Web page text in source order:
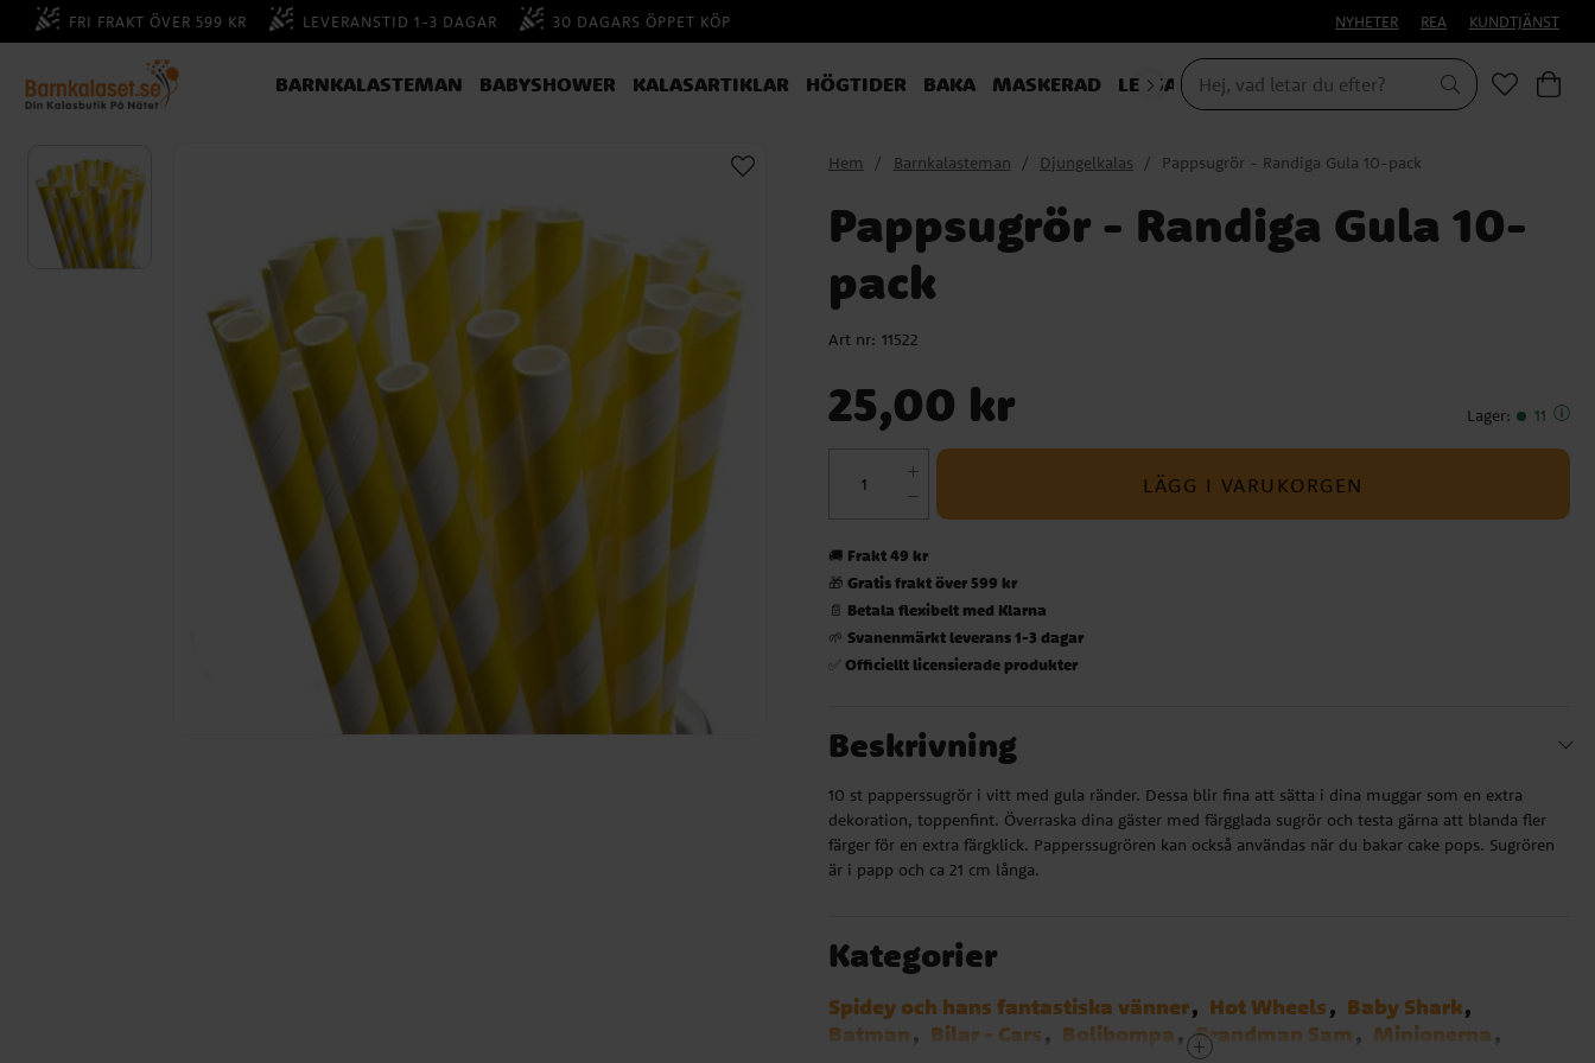
FRI FRAKT ÖVER 599 KR LEVERANSTID 1-3 DAGAR 30 DAGARS ÖPPET KÖP NYHETER REA KUNDTJÄNST
BARNKALASTEMAN BABYSHOWER KALASARTIKLAR HÖGTIDER BAKA MASKERAD LEKSAKER & PRESENTER
Hem Barnkalasteman Djungelkalas Pappsugrör - Randiga Gula 10-pack
Pappsugrör - Randiga Gula 10-
pack
Art nr: 11522
25,00 kr Lager: 11
LÄGG I VARUKORGEN
🚚 Frakt 49 kr
🎁Gratis frakt över 599 kr
📄 Betala flexibelt med Klarna
🌱Svanenmärkt leverans 1-3 dagar
✅Officiellt licensierade produkter
Beskrivning
10 st papperssugrör i vitt med gula ränder. Dessa blir fina att sätta i dina muggar som en extra
dekoration, toppenfint. Överraska dina gäster med färgglada sugrör och testa gärna att blanda fler
färger för en extra färgklick. Papperssugrören kan också användas när du bakar cake pops. Sugrören
är i papp och ca 21 cm långa.
Kategorier
Spidey och hans fantastiska vänner Hot Wheels
Baby Shark
Batman
Bilar - Cars Bolibompa Brandman Sam
Minionerna